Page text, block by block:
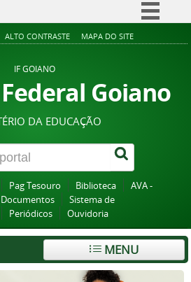
Simplifique!
Acesso à informação
Legislação
Canais
ALTO CONTRASTE MAPA DO SITE
IF GOIANO
Goiano
DA EDUCAÇÃO
Pag Tesouro Biblioteca
AVA -
Documentos
Sistema de
Periódicos Ouvidoria
MENU